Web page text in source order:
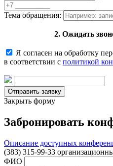
Тема обращения:
2. Ожидать
Я согласен на обработку
в соответствии с политикой
Закрыть форму
Забронировать
Описание доступных
(383) 315-99-33
ФИО